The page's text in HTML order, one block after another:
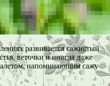
развивается сажистый
веточки и иногда даже
напоминающим сажу